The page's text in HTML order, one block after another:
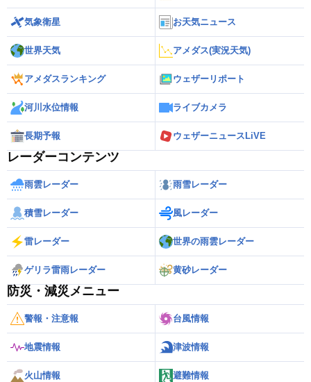
気象衛星 お天気ニュース
世界天気 アメダス(実況天気)
アメダスランキング ウェザーリポート
河川水位情報 ライブカメラ
長期予報 ウェザーニュースLiVE
レーダーコンテンツ
雨雲レーダー 雨雪レーダー
積雪レーダー 風レーダー
雷レーダー 世界の雨雲レーダー
ゲリラ雷雨レーダー 黄砂レーダー
防災・減災メニュー
警報・注意報 台風情報
地震情報 津波情報
火山情報 避難情報